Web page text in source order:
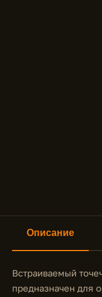
Описание
Встраиваемый
предназначен для